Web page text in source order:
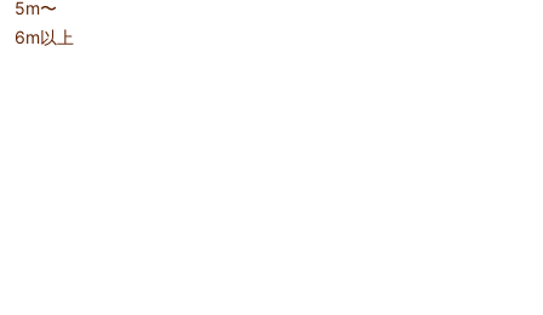
5m〜
6m以上